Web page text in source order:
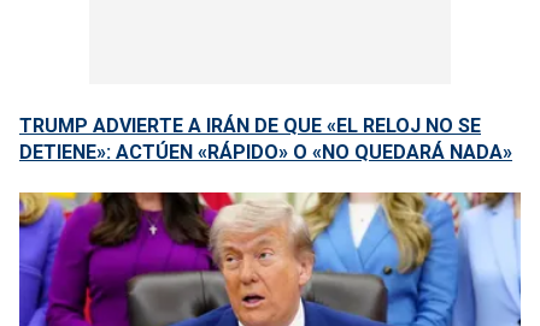
TRUMP ADVIERTE A IRÁN DE QUE «EL RELOJ NO SE
DETIENE»: ACTÚEN «RÁPIDO» O «NO QUEDARÁ NADA»